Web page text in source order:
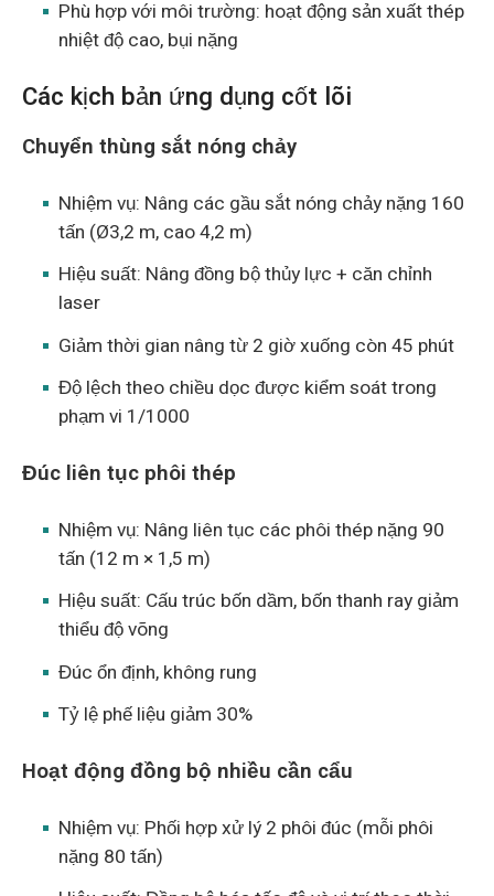
Phù hợp với môi trường: hoạt động sản xuất thép
nhiệt độ cao, bụi nặng
Các kịch bản ứng dụng cốt lõi
Chuyển thùng sắt nóng chảy
Nhiệm vụ: Nâng các gầu sắt nóng chảy nặng 160
tấn (Ø3,2 m, cao 4,2 m)
Hiệu suất: Nâng đồng bộ thủy lực + căn chỉnh
laser
Giảm thời gian nâng từ 2 giờ xuống còn 45 phút
Độ lệch theo chiều dọc được kiểm soát trong
phạm vi 1/1000
Đúc liên tục phôi thép
Nhiệm vụ: Nâng liên tục các phôi thép nặng 90
tấn (12 m × 1,5 m)
Hiệu suất: Cấu trúc bốn dầm, bốn thanh ray giảm
thiểu độ võng
Đúc ổn định, không rung
Tỷ lệ phế liệu giảm 30%
Hoạt động đồng bộ nhiều cần cẩu
Nhiệm vụ: Phối hợp xử lý 2 phôi đúc (mỗi phôi
nặng 80 tấn)